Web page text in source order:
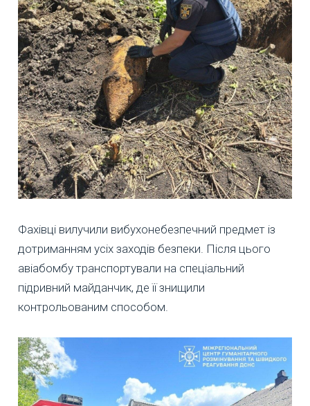
Фахівці вилучили вибухонебезпечний предмет із
дотриманням усіх заходів безпеки. Після цього
авіабомбу транспортували на спеціальний
підривний майданчик, де її знищили
контрольованим способом.